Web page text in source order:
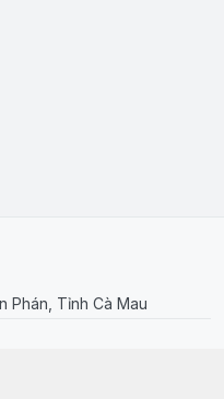
Phán, Tỉnh Cà Mau